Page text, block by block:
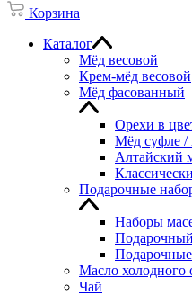
Корзина
Каталог
Мёд весовой
Крем-мёд весовой
Мёд фасованный
Орехи в
Мёд суфле /
Алтайский
Подарочные
Наборы
Масло
Чай